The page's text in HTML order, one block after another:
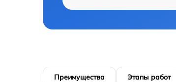
Преимущества Этапы работ